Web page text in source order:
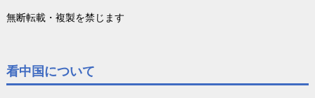
無断転載・複製を禁じます
看中国について